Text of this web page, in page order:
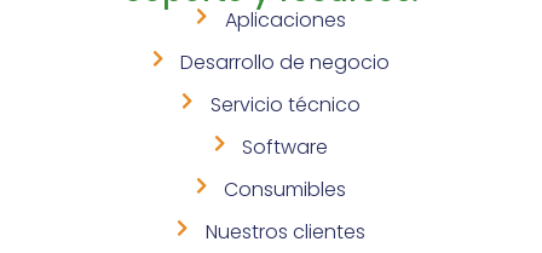
Aplicaciones
Desarrollo de negocio
Servicio técnico
Software
Consumibles
Nuestros clientes